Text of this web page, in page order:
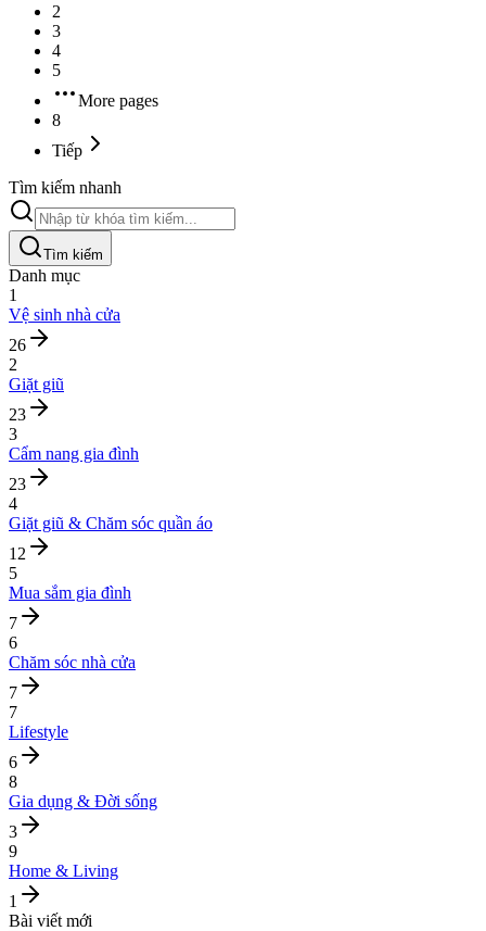
2
3
4
5
More pages
8
Tiếp
Tìm kiếm nhanh
Tìm kiếm
Danh mục
1
Vệ sinh nhà cửa
26
2
Giặt giũ
23
3
Cẩm nang gia đình
23
4
Giặt giũ & Chăm sóc quần áo
12
5
Mua sắm gia đình
7
6
Chăm sóc nhà cửa
7
7
Lifestyle
6
8
Gia dụng & Đời sống
3
9
Home & Living
1
Bài viết mới